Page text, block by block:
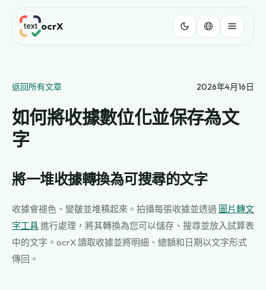
ocrX
返回所有文章 2026年4月16日
如何將收據數位化並保存為文
字
將一堆收據轉換為可搜尋的文字
收據會褪色、變皺並堆積起來。拍攝每張收據並透過 圖片轉文
字工具進行處理，將其轉換為您可以儲存、搜尋並放入試算表
中的文字。ocrX 讀取收據並將明細、總額和日期以文字形式
傳回。